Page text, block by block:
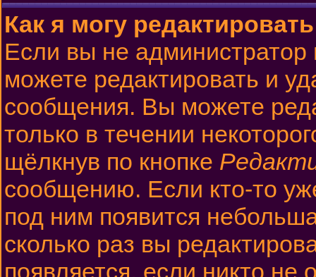
Как я могу
Если вы не
можете редактировать и
сообщения. Вы можете
только в течении
щёлкнув по кнопке
сообщению. Если кто-то
под ним появится
сколько раз вы
появляется, если никто